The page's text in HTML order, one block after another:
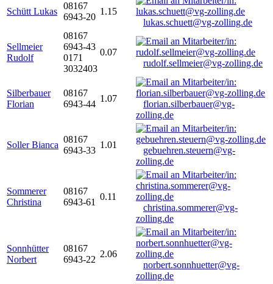
Schütt Lukas
08167
6943-20
1.15
lukas.schuett@vg-zolling.de
Sellmeier
Rudolf
08167
6943-43
0171
3032403
0.07
rudolf.sellmeier@vg-zolling.de
Silberbauer
Florian
08167
6943-44
1.07
florian.silberbauer@vg-
zolling.de
Soller Bianca
08167
6943-33
1.01
gebuehren.steuern@vg-
zolling.de
Sommerer
Christina
08167
6943-61
0.11
christina.sommerer@vg-
zolling.de
Sonnhütter
Norbert
08167
6943-22
2.06
norbert.sonnhuetter@vg-
zolling.de